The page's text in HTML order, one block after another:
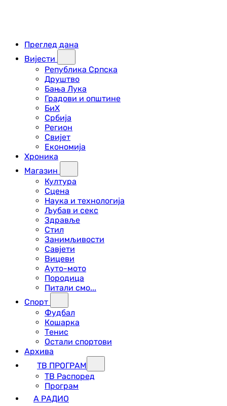
Преглед дана
Вијести
Република Српска
Друштво
Бања Лука
Градови и општине
БиХ
Србија
Регион
Свијет
Економија
Хроника
Магазин
Култура
Сцена
Наука и технологија
Љубав и секс
Здравље
Стил
Занимљивости
Савјети
Вицеви
Ауто-мото
Породица
Питали смо...
Спорт
Фудбал
Кошарка
Тенис
Остали спортови
Архива
ТВ ПРОГРАМ
ТВ Распоред
Програм
А РАДИО